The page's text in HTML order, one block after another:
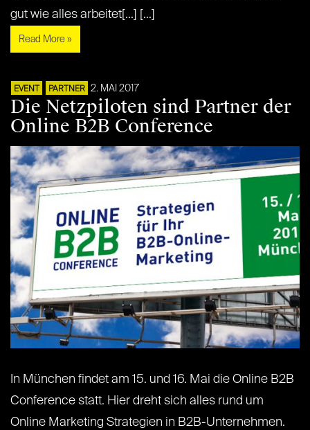
gut wie alles arbeitet[...] [...]
Read More »
EVENT PARTNER 2. MAI 2017
Die Netzpiloten sind Partner der
Online B2B Conference
In München findet am 15. und 16. Mai die Online B2B
Conference statt. Hier dreht sich alles rund um
Online Marketing Strategien in B2B-Unternehmen.